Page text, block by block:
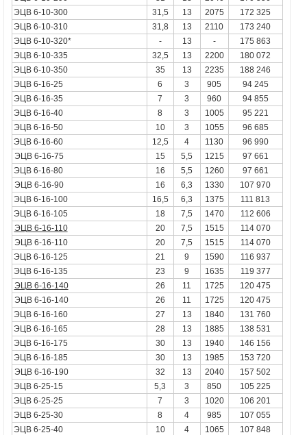
ЭЦВ 6-10-300
31,5 13 2075
172 325
ЭЦВ 6-10-310
31,8 13 2110
173 240
ЭЦВ 6-10-320*
- 13 -
175 863
ЭЦВ 6-10-335
32,5 13 2200
180 072
ЭЦВ 6-10-350
35 13 2235
188 246
ЭЦВ 6-16-25
6 3 905
94 245
ЭЦВ 6-16-35
7 3 960
94 855
ЭЦВ 6-16-40
8 3 1005
95 221
ЭЦВ 6-16-50
10 3 1055
96 685
ЭЦВ 6-16-60
12,5 4 1130
96 990
ЭЦВ 6-16-75
15 5,5 1215
97 661
ЭЦВ 6-16-80
16 5,5 1260
97 661
ЭЦВ 6-16-90
16 6,3 1330
107 970
ЭЦВ 6-16-100
16,5 6,3 1375
111 813
ЭЦВ 6-16-105
18 7,5 1470
112 606
ЭЦВ 6-16-110
20 7,5 1515
114 070
ЭЦВ 6-16-110
20 7,5 1515
114 070
ЭЦВ 6-16-125
21 9 1590
116 937
ЭЦВ 6-16-135
23 9 1635
119 377
ЭЦВ 6-16-140
26 11 1725
120 475
ЭЦВ 6-16-140
26 11 1725
120 475
ЭЦВ 6-16-160
27 13 1840
131 760
ЭЦВ 6-16-165
28 13 1885
138 531
ЭЦВ 6-16-175
30 13 1940
146 156
ЭЦВ 6-16-185
30 13 1985
153 720
ЭЦВ 6-16-190
32 13 2040
157 502
ЭЦВ 6-25-15
5,3 3 850
105 225
ЭЦВ 6-25-25
7 3 1020
106 201
ЭЦВ 6-25-30
8 4 985
107 055
ЭЦВ 6-25-40
10 4 1065
107 848